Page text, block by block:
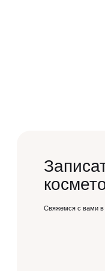
Свяжемся с вами в